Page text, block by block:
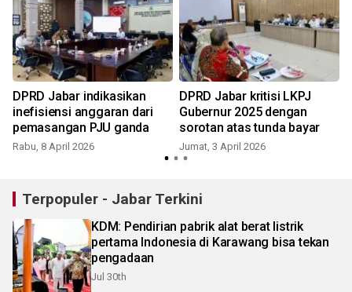
DPRD Jabar indikasikan
inefisiensi anggaran dari
pemasangan PJU ganda
Rabu, 8 April 2026
DPRD Jabar kritisi LKPJ
Gubernur 2025 dengan
sorotan atas tunda bayar
Jumat, 3 April 2026
Terpopuler - Jabar Terkini
KDM: Pendirian pabrik alat berat listrik
pertama Indonesia di Karawang bisa tekan
pengadaan
Jul 30th